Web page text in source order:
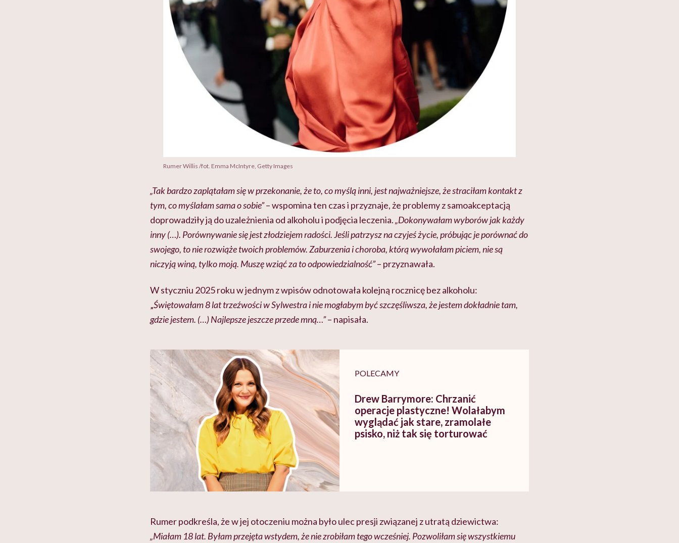
Rumer Willis /fot. Emma McIntyre, Getty Images
„Tak bardzo zaplątałam się w przekonanie, że to, co myślą inni, jest najważniejsze, że straciłam kontakt z
tym, co myślałam sama o sobie”– wspomina ten czas i przyznaje, że problemy z samoakceptacją
doprowadziły ją do uzależnienia od alkoholu i podjęcia leczenia.„Dokonywałam wyborów jak każdy
inny (…). Porównywanie się jest złodziejem radości. Jeśli patrzysz na czyjeś życie, próbując je porównać do
swojego, to nie rozwiąże twoich problemów. Zaburzenia i choroba, którą wywołałam piciem, nie są
niczyją winą, tylko moją. Muszę wziąć za to odpowiedzialność”– przyznawała.
W styczniu 2025 roku w jednym z wpisów odnotowała kolejną rocznicę bez alkoholu:
„Świętowałam 8 lat trzeźwości w Sylwestra i nie mogłabym być szczęśliwsza, że jestem dokładnie tam,
gdzie jestem. (…) Najlepsze jeszcze przede mną…”– napisała.
POLECAMY
Drew Barrymore: Chrzanić
operacje plastyczne! Wolałabym
wyglądać jak stare, zramolałe
psisko, niż tak się torturować
Rumer podkreśla, że w jej otoczeniu można było ulec presji związanej z utratą dziewictwa:
„Miałam 18 lat. Byłam przejęta wstydem, że nie zrobiłam tego wcześniej. Pozwoliłam się wszystkiemu